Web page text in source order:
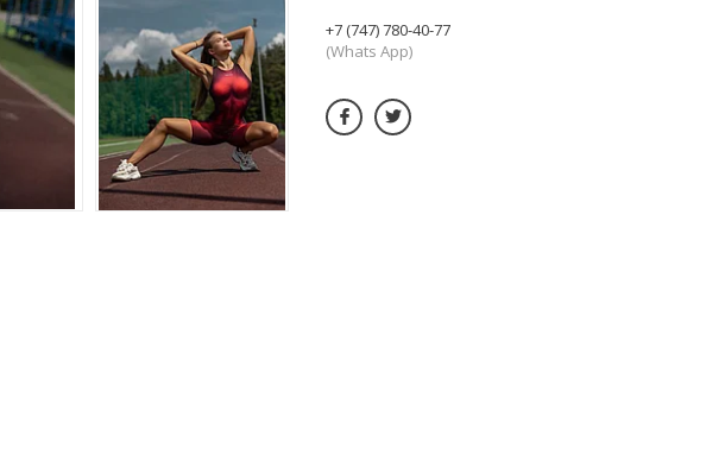
+7 (747) 780-40-77
(Whats App)